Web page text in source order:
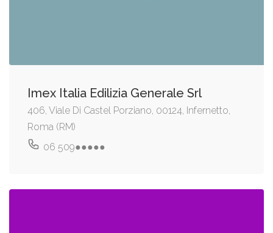
Imex Italia Edilizia Generale Srl
406, Viale Di Castel Porziano, 00124, Infernetto,
Roma (RM)
06 509●●●●●